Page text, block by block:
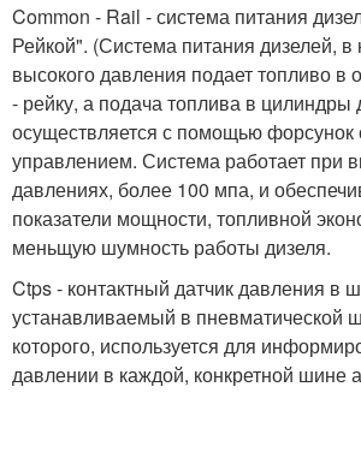
Common - Rail - система питания
Рейкой". (Система питания дизелей, в
высокого давления подает топливо в
- рейку, а подача топлива в цилиндры
осуществляется с помощью форсунок
управлением. Система работает при
давлениях, более 100 мпа, и
показатели мощности, топливной
меньщую шумность работы дизеля.
Ctps - контактный датчик давления в
устанавливаемый в пневматической
которого, используется для
давлении в каждой, конкретной шине